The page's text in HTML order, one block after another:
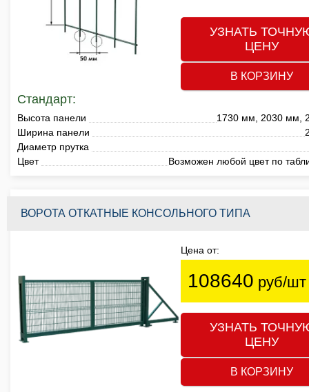
УЗНАТЬ
ЦЕНУ
В КОРЗИНУ
Стандарт:
Высота панели
1730 мм, 2030 мм,
Ширина панели
Диаметр прутка
Цвет
Возможен любой цвет по
ВОРОТА ОТКАТНЫЕ КОНСОЛЬНОГО ТИПА
Цена от:
108640 руб/шт
УЗНАТЬ
ЦЕНУ
В КОРЗИНУ